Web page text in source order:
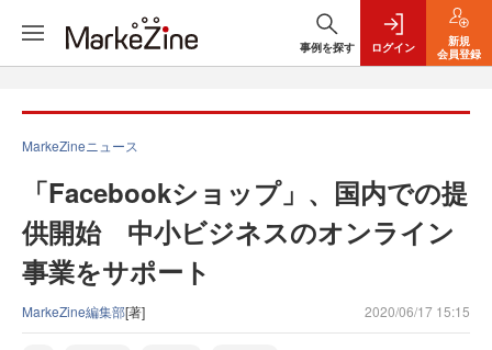
事例を探す ログイン
新規
会員登録
MarkeZineニュース
「Facebookショップ」、国内での提
供開始 中小ビジネスのオンライン
事業をサポート
MarkeZine編集部[著] 2020/06/17 15:15